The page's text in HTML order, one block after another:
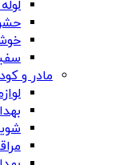
مادر و